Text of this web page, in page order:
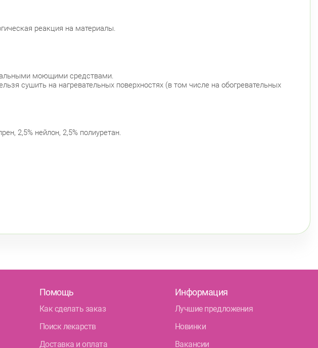
реакция на материалы.
моющими средствами.
сушить на нагревательных поверхностях (в том числе на обогревательных
2,5% нейлон, 2,5% полиуретан.
Помощь
Как сделать заказ
Поиск лекарств
Доставка и оплата
Информация
Лучшие предложения
Новинки
Вакансии